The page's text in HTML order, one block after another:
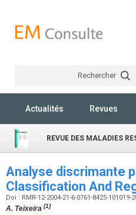
Rechercher
Actualités Revues
REVUE DES MALADIES
Analyse discrimante
Classification And
Doi : RMR-12-2004-21-6-0761-8425-101019-
A. Teixeira [1]